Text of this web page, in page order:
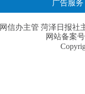
广告服务
信办主管 菏泽日报社
网站备案